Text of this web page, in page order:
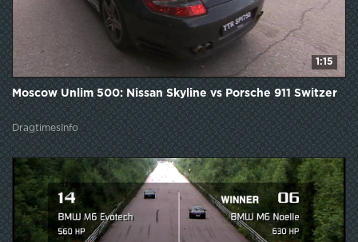
1:15
Moscow Unlim 500: Nissan Skyline vs Porsche 911 Switzer
DragtimesInfo